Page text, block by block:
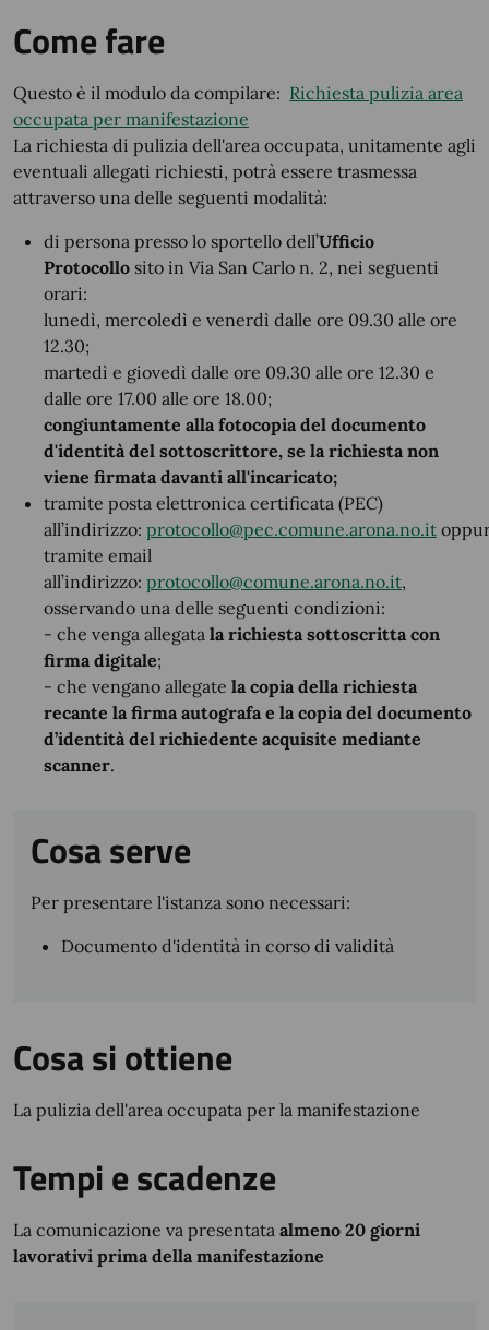
Come fare
Questo è il modulo da compilare: Richiesta pulizia area
occupata per manifestazione
La richiesta di pulizia dell'area occupata, unitamente agli
eventuali allegati richiesti, potrà essere trasmessa
attraverso una delle seguenti modalità:
di persona presso lo sportello dell’Ufficio
Protocollo sito in Via San Carlo n. 2, nei seguenti
orari:
lunedì, mercoledì e venerdì dalle ore 09.30 alle ore
12.30;
martedì e giovedì dalle ore 09.30 alle ore 12.30 e
dalle ore 17.00 alle ore 18.00;
congiuntamente alla fotocopia del documento
d'identità del sottoscrittore, se la richiesta non
viene firmata davanti all'incaricato;
tramite posta elettronica certificata (PEC)
all’indirizzo: protocollo@pec.comune.arona.no.it
tramite email
all’indirizzo: protocollo@comune.arona.no.it,
osservando una delle seguenti condizioni:
- che venga allegata la richiesta sottoscritta con
firma digitale;
- che vengano allegate la copia della richiesta
recante la firma autografa e la copia del documento
d’identità del richiedente acquisite mediante
scanner.
Cosa serve
Per presentare l'istanza sono necessari:
Documento d'identità in corso di validità
Cosa si ottiene
La pulizia dell'area occupata per la manifestazione
Tempi e scadenze
La comunicazione va presentata almeno 20 giorni
lavorativi prima della manifestazione